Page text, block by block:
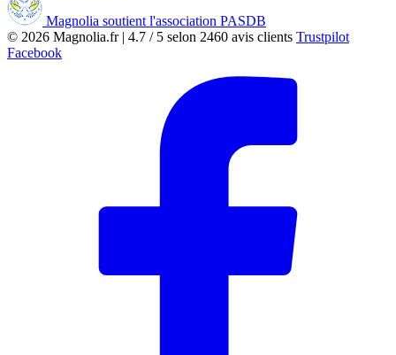
Magnolia soutient l'association PASDB
© 2026 Magnolia.fr| 4.7 / 5 selon 2460 avis clients Trustpilot
Facebook